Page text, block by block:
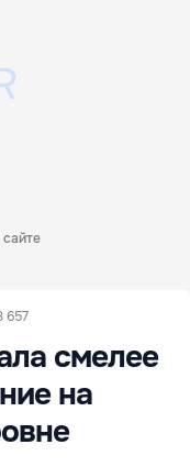
657
смелее
на